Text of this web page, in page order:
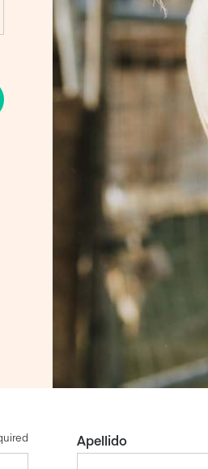
Apellido